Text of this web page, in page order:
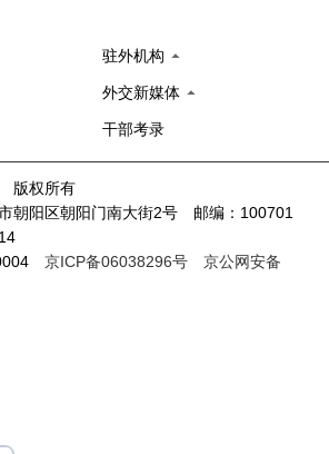
驻外机构
外交新媒体
干部考录
版权所有
朝阳区朝阳门南大街2号 邮编：100701
京ICP备06038296号
京公网安备